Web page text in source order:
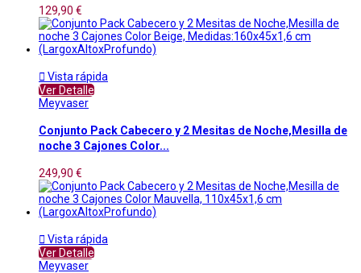
129,90 €
 Vista rápida
Ver Detalle
Meyvaser
Conjunto Pack Cabecero y 2 Mesitas de Noche,Mesilla de
noche 3 Cajones Color...
249,90 €
 Vista rápida
Ver Detalle
Meyvaser